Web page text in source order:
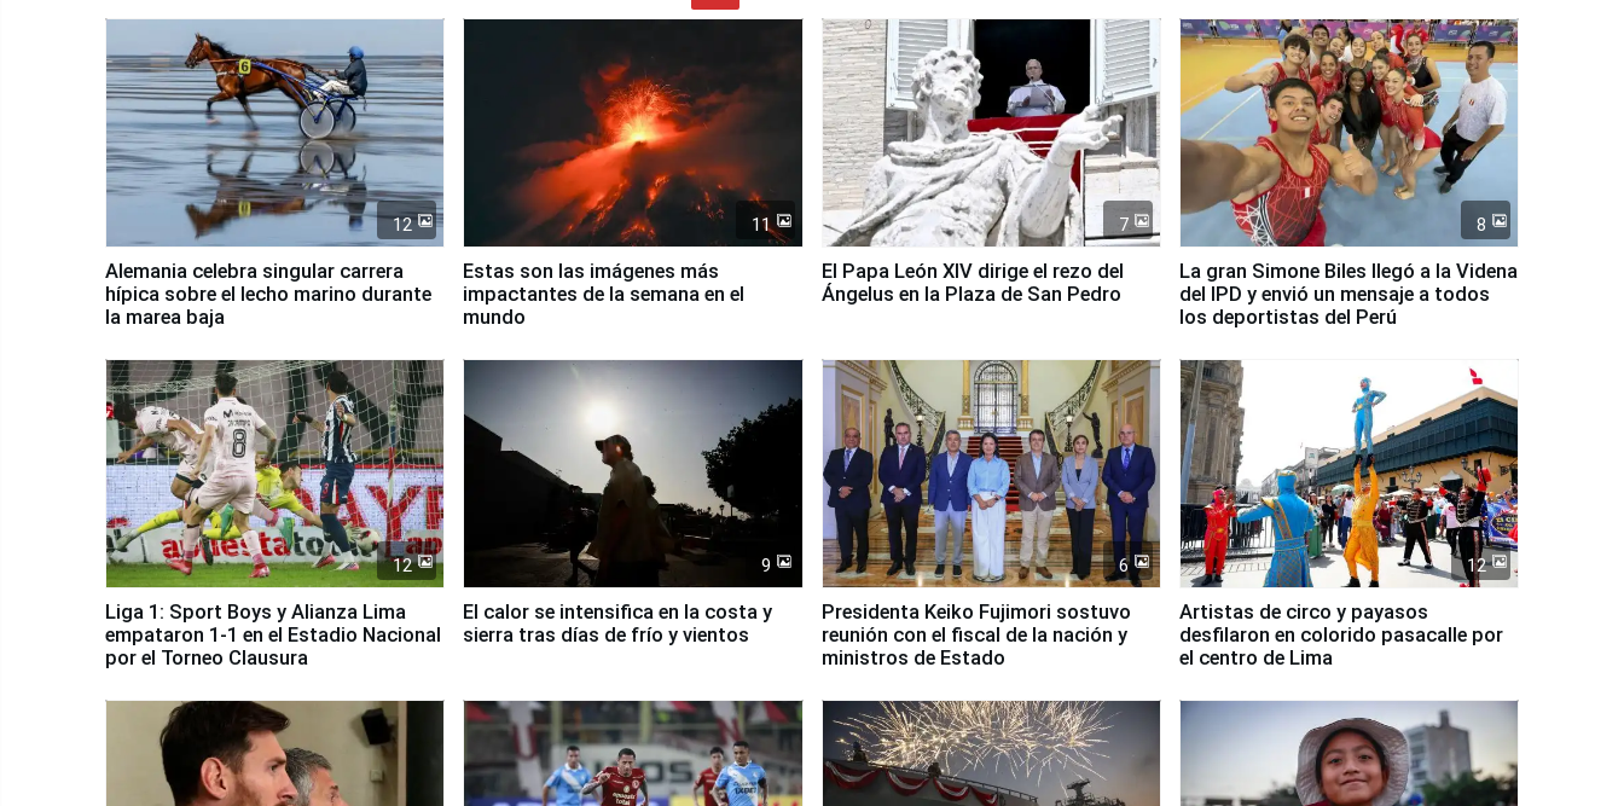
12
Alemania celebra singular carrera
hípica sobre el lecho marino durante
la marea baja
11
Estas son las imágenes más
impactantes de la semana en el
mundo
7
El Papa León XIV dirige el rezo del
Ángelus en la Plaza de San Pedro
8
La gran Simone Biles llegó a la Videna
del IPD y envió un mensaje a todos
los deportistas del Perú
12
Liga 1: Sport Boys y Alianza Lima
empataron 1-1 en el Estadio Nacional
por el Torneo Clausura
9
El calor se intensifica en la costa y
sierra tras días de frío y vientos
6
Presidenta Keiko Fujimori sostuvo
reunión con el fiscal de la nación y
ministros de Estado
12
Artistas de circo y payasos
desfilaron en colorido pasacalle por
el centro de Lima